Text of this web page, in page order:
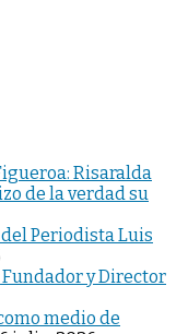
Risaralda
de la verdad su
Periodista Luis
y Director
medio de